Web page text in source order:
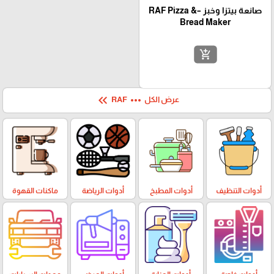
صانعة بيتزا وخبز –RAF Pizza &
Bread Maker
add_shopping_cart
عرض الكل more_horiz
RAF
keyboard_double_arrow_left
أدوات التنظيف أدوات المطبخ أدوات الرياضة ماكنات القهوة